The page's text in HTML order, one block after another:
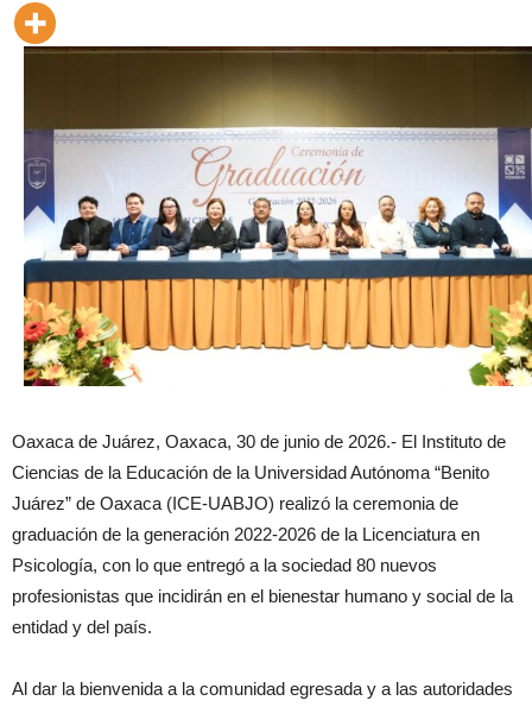
Oaxaca de Juárez, Oaxaca, 30 de junio de 2026.- El Instituto de
Ciencias de la Educación de la Universidad Autónoma “Benito
Juárez” de Oaxaca (ICE-UABJO) realizó la ceremonia de
graduación de la generación 2022-2026 de la Licenciatura en
Psicología, con lo que entregó a la sociedad 80 nuevos
profesionistas que incidirán en el bienestar humano y social de la
entidad y del país.
Al dar la bienvenida a la comunidad egresada y a las autoridades